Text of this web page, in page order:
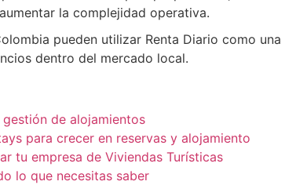
la complejidad operativa.
pueden utilizar Renta Diario como una
dentro del mercado local.
de alojamientos
para crecer en reservas y alojamiento
tu empresa de Viviendas Turísticas
lo que necesitas saber